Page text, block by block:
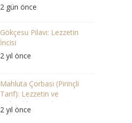
2 gün önce
Gökçesu Pilavı: Lezzetin
İncisi
2 yıl önce
Mahluta Çorbası (Pirinçli
Tarif): Lezzetin ve
Geleneklerin Buluştuğu Bir
Ziyafet
2 yıl önce